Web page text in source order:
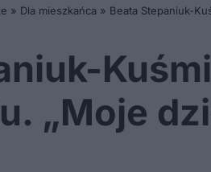
» Dla mieszkańca » Beata Stepaniuk-
„Moje